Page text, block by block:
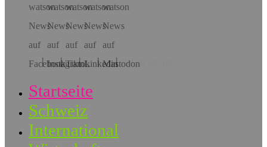
Hol dir die App!
Startseite
Schweiz
International